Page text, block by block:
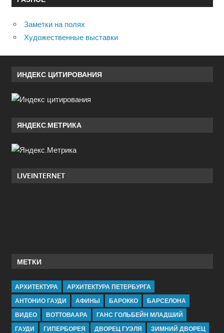
Заметки на полях
Художественные выставки
ИНДЕКС ЦИТИРОВАНИЯ
ЯНДЕКС.МЕТРИКА
LIVEINTERNET
МЕТКИ
АРХИТЕКТУРА
АРХИТЕКТУРА ПЕТЕРБУРГА
АНТОНИО ГАУДИ
АФИНЫ БАРОККО
БАРСЕЛОНА
ВИДЕО
ВОТТОВААРА
ГАНС ГОЛЬБЕЙН МЛАДШИЙ
ГАУДИ
ГИПЕРБОРЕЯ ДВОРЕЦ ГУЭЛЯ ЗИМНИЙ ДВОРЕЦ